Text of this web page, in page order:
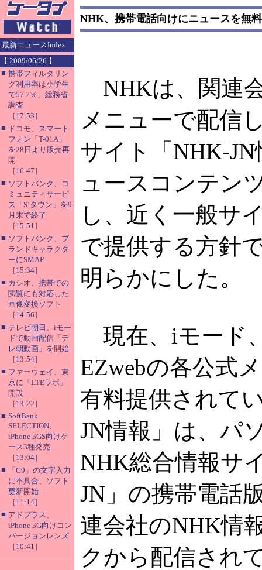
最新ニュースIndex
【 2009/06/26 】
■ 携帯フィルタリン
グ利用率は小学生
で57.7％、総務省
調査
［17:53］
■ ドコモ、スマート
フォン「T-01A」
を28日より販売再
開
［16:47］
■ ソフトバンク、コ
ミュニティサービ
ス「S!タウン」を9
月末で終了
［15:51］
■ ソフトバンク、ブ
ランドキャラクタ
ーにSMAP
［15:34］
■ カシオ、携帯での
閲覧にも対応した
画像変換ソフト
［14:56］
■ テレビ朝日、iモー
ドで動画配信「テ
レ朝動画」を開始
［13:54］
■ ファーウェイ、東
京に「LTEラボ」
開設
［13:22］
■ SoftBank
SELECTION、
iPhone 3GS向けケ
ース3種発売
［13:04］
■
「G9」の文字入力
に不具合、ソフト
更新開始
［11:14］
■ アドプラス、
iPhone 3G向けコン
バージョンレンズ
［10:41］
NHK、携帯電話向けにニュースを無
NHKは、関連
メニューで配信
サイト「NHK-
ュースコンテン
し、近く一般サ
で提供する方針
明らかにした。
現在、iモード
EZwebの各公式
有料提供されて
JN情報」は、パ
NHK総合情報サ
JN」の携帯電話
連会社のNHK情
クから配信され